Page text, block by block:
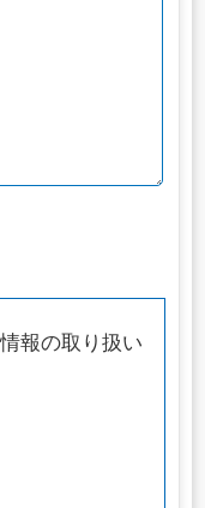
報の取り扱い